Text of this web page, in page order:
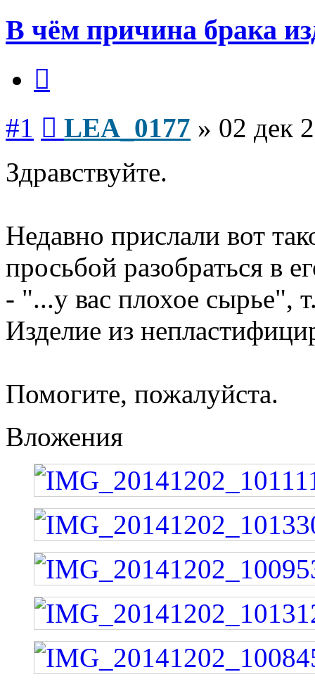
В чём причина брака
#1 LEA_0177 » 02 дек
Здравствуйте.
Недавно прислали вот
просьбой разобраться в
- "...у вас плохое сырье",
Изделие из
Помогите, пожалуйста.
Вложения